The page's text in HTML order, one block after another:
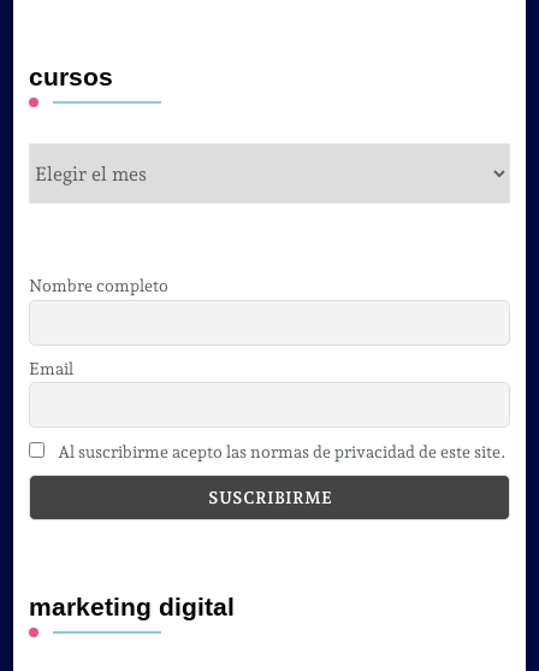
cursos
Nombre completo
Email
Al suscribirme acepto las normas de privacidad de este site.
marketing digital